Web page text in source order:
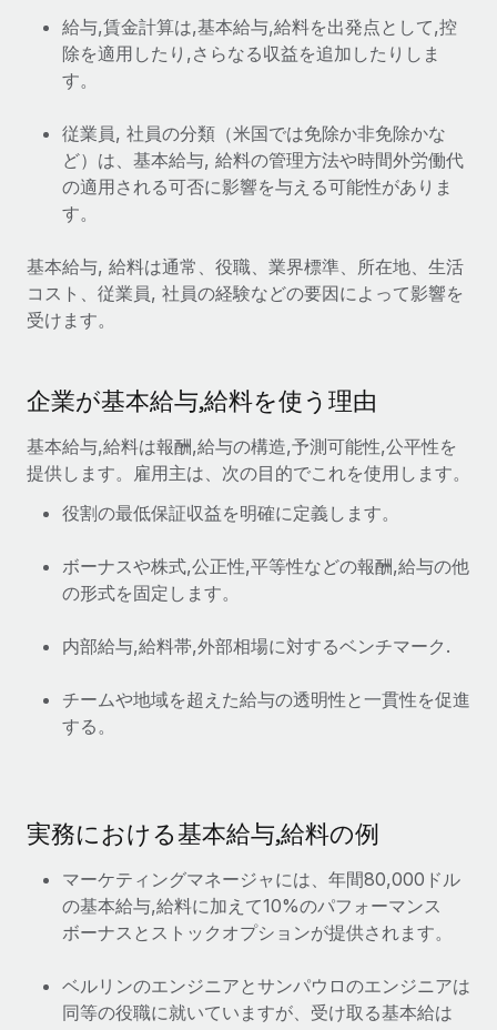
サービス
グローバル人事・コンプライアンスの専門サポート
バックグラウンドチェック
候補者の選考プロセスをシンプルに
Compliance Watchtower
コンプライアンスリスクを先回りして対応
法人設立
法令順守した法人をスピーディに設立
移住・転勤
従業員の異動をスムーズに
福利厚生
従業員の福利厚生を簡単に管理
パートナーとして登録
当社とのパートナーシップの可能性を検討する
Remote Build
活用事例
ニュースルーム
給与・人材情報
情報センター
サポートを依頼する
すべてのリソースを表示する
ブログ
グローバル給与処理
契約社員管理
税務
ブログを読む
ブログ
Remoteの製品アップデート：GustoとXeroの統合お
よびContractor Management Plus（契約社員管理
Remoteの使命は、世界のどこにいても、あらゆる規模の企業が
業務に最適な人材を採用し、管理し、給与を支給できるようにす
詳細を見る
給与詐欺：種類、事例、ビジネスを守る方法
ム間で頻繁に移動しているためです。このため、自社のビジネス
を保護することは極めて重要です。...
給与,賃金計算は,基本給与,給料を出発点として,控
除を適用したり,さらなる収益を追加したりしま
す。
従業員, 社員の分類（米国では免除か非免除かな
ど）は、基本給与, 給料の管理方法や時間外労働代
の適用される可否に影響を与える可能性がありま
す。
基本給与, 給料は通常、役職、業界標準、所在地、生活
コスト、従業員, 社員の経験などの要因によって影響を
受けます。
企業が基本給与,給料を使う理由
基本給与,給料は報酬,給与の構造,予測可能性,公平性を
提供します。雇用主は、次の目的でこれを使用します。
役割の最低保証収益を明確に定義します。
ボーナスや株式,公正性,平等性などの報酬,給与の他
の形式を固定します。
内部給与,給料帯,外部相場に対するベンチマーク.
チームや地域を超えた給与の透明性と一貫性を促進
する。
実務における基本給与,給料の例
マーケティングマネージャには、年間80,000ドル
の基本給与,給料に加えて10%のパフォーマンス
ボーナスとストックオプションが提供されます。
ベルリンのエンジニアとサンパウロのエンジニアは
同等の役職に就いていますが、受け取る基本給は